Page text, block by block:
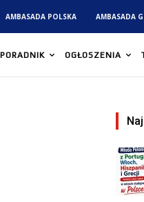
AMBASADA POLSKA AMBASADA
PORADNIK OGŁOSZENIA